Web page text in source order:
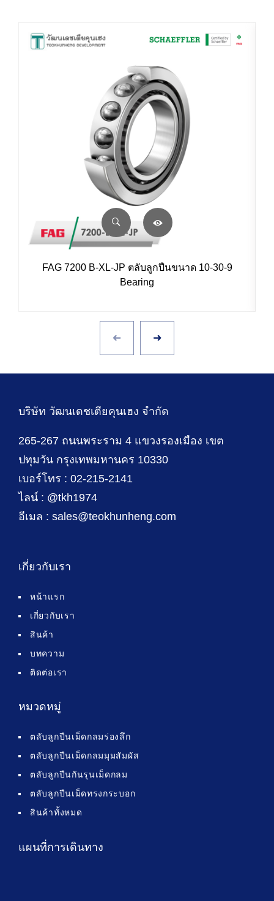
FAG 7200 B-XL-JP ตลับลูกปืนขนาด 10-30-9
Bearing
บริษัท วัฒนเดชเตียคุนเฮง จำกัด
265-267 ถนนพระราม 4 แขวงรองเมือง เขต
ปทุมวัน กรุงเทพมหานคร 10330
เบอร์โทร : 02-215-2141
ไลน์ : @tkh1974
อีเมล : sales@teokhunheng.com
เกี่ยวกับเรา
หน้าแรก
เกี่ยวกับเรา
สินค้า
บทความ
ติดต่อเรา
หมวดหมู่
ตลับลูกปืนเม็ดกลมร่องลึก
ตลับลูกปืนเม็ดกลมมุมสัมผัส
ตลับลูกปืนกันรุนเม็ดกลม
ตลับลูกปืนเม็ดทรงกระบอก
สินค้าทั้งหมด
แผนที่การเดินทาง